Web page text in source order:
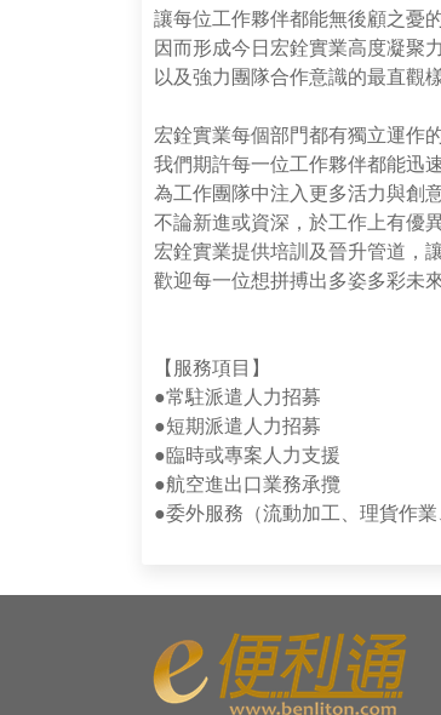
讓每位工作夥伴都能無後顧之憂
因而形成今日宏銓實業高度凝聚力
以及強力團隊合作意識的最直觀樣
宏銓實業每個部門都有獨立運作
我們期許每一位工作夥伴都能迅
為工作團隊中注入更多活力與創意
不論新進或資深，於工作上有優
宏銓實業提供培訓及晉升管道，
歡迎每一位想拼搏出多姿多彩未
【服務項目】
●常駐派遣人力招募
●短期派遣人力招募
●臨時或專案人力支援
●航空進出口業務承攬
●委外服務（流動加工、理貨作業